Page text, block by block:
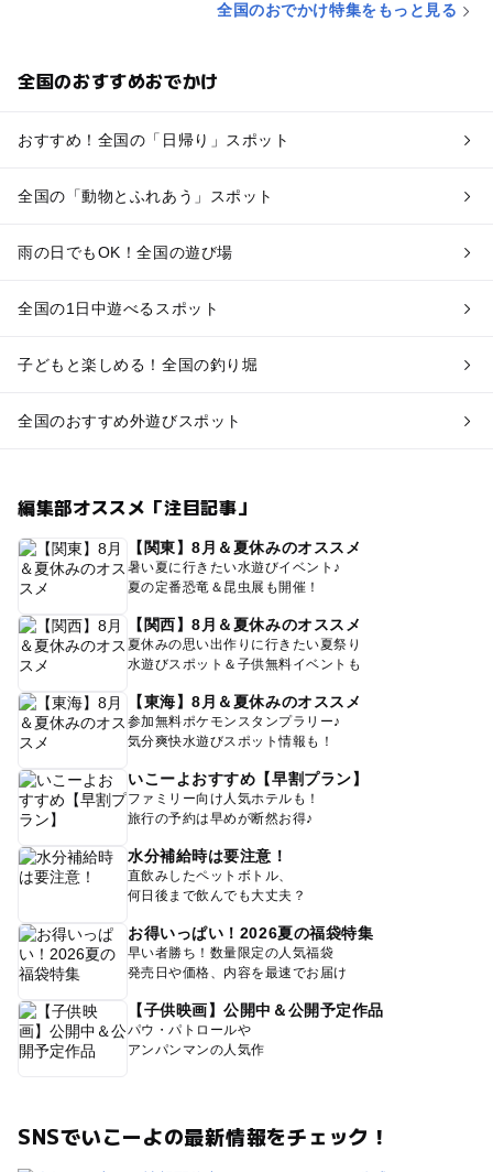
全国のおでかけ特集をもっと見る
全国のおすすめおでかけ
おすすめ！全国の「日帰り」スポット
全国の「動物とふれあう」スポット
雨の日でもOK！全国の遊び場
全国の1日中遊べるスポット
子どもと楽しめる！全国の釣り堀
全国のおすすめ外遊びスポット
編集部オススメ「注目記事」
【関東】8月＆夏休みのオススメ
暑い夏に行きたい水遊びイベント♪
夏の定番恐竜＆昆虫展も開催！
【関西】8月＆夏休みのオススメ
夏休みの思い出作りに行きたい夏祭り
水遊びスポット＆子供無料イベントも
【東海】8月＆夏休みのオススメ
参加無料ポケモンスタンプラリー♪
気分爽快水遊びスポット情報も！
いこーよおすすめ【早割プラン】
ファミリー向け人気ホテルも！
旅行の予約は早めが断然お得♪
水分補給時は要注意！
直飲みしたペットボトル、
何日後まで飲んでも大丈夫？
お得いっぱい！2026夏の福袋特集
早い者勝ち！数量限定の人気福袋
発売日や価格、内容を最速でお届け
【子供映画】公開中＆公開予定作品
パウ・パトロールや
アンパンマンの人気作
SNSでいこーよの最新情報をチェック！